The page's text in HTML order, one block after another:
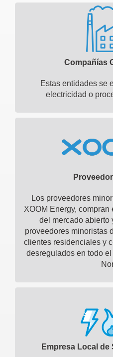
Compañías
Estas entidades se
electricidad o
Los proveedores
XOOM Energy, compran
del mercado abierto
proveedores minoristas
clientes residenciales y
desregulados en todo
Empresa Local